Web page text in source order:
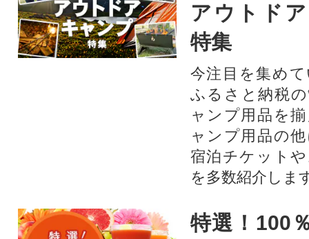
アウトド
特集
今注目を集め
ふるさと納税
ャンプ用品を
ャンプ用品の
宿泊チケット
を多数紹介しま
特選！100